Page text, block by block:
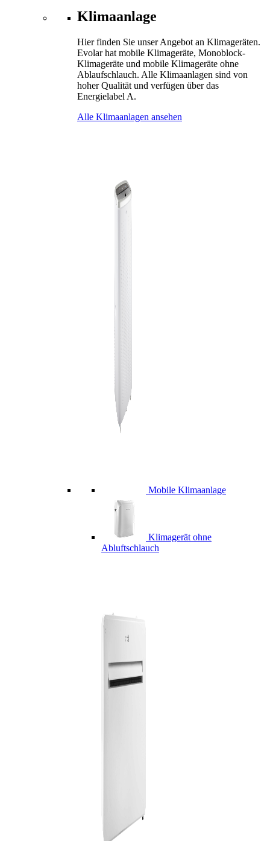
Klimaanlage
Hier finden Sie unser Angebot an Klimageräten.
Evolar hat mobile Klimageräte, Monoblock-
Klimageräte und mobile Klimageräte ohne
Ablaufschlauch. Alle Klimaanlagen sind von
hoher Qualität und verfügen über das
Energielabel A.
Alle Klimaanlagen ansehen
Mobile Klimaanlage
Klimagerät ohne
Abluftschlauch